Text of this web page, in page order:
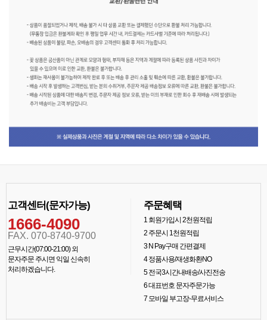
고객센터(문자가능)
1666-4090
FAX. 070-8740-9700
근무시간(07:00-21:00) 외
문자주문 주시면 익일 신속히
처리하겠습니다.
주문혜택
1회원가입시 2천원적립
2주문시 1천원적립
3N Pay구매 간편결제
4정품사용/재생화환NO
5전국3시간내배송/사진전송
6대표번호 문자주문가능
7모바일 부고장-무료서비스